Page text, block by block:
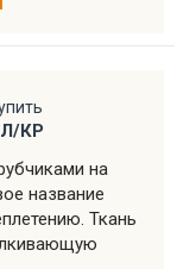
КР
на
название
Ткань